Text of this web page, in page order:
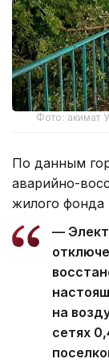
Фото: акимат
По данным
аварийно-
жилого фонда
—
на
сетях